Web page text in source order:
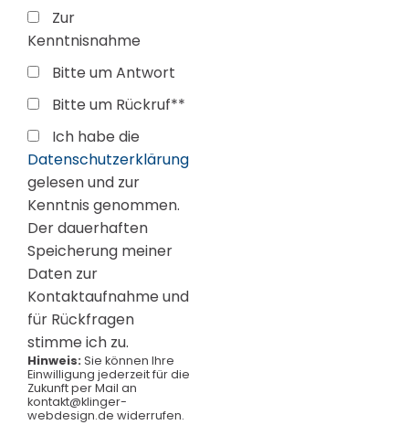
Zur
Kenntnisnahme
Bitte um Antwort
Bitte um Rückruf**
Ich habe die
Datenschutzerklärung
gelesen und zur
Kenntnis genommen.
Der dauerhaften
Speicherung meiner
Daten zur
Kontaktaufnahme und
für Rückfragen
stimme ich zu.
Hinweis: Sie können Ihre
Einwilligung jederzeit für die
Zukunft per Mail an
kontakt@klinger-
webdesign.de widerrufen.